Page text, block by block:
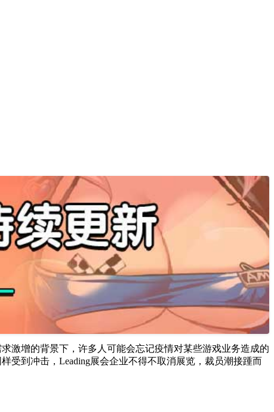
激增的背景下，许多人可能会忘记疫情对某些游戏业务造成的
受到冲击，Leading展会企业不得不取消展览，裁员潮接踵而